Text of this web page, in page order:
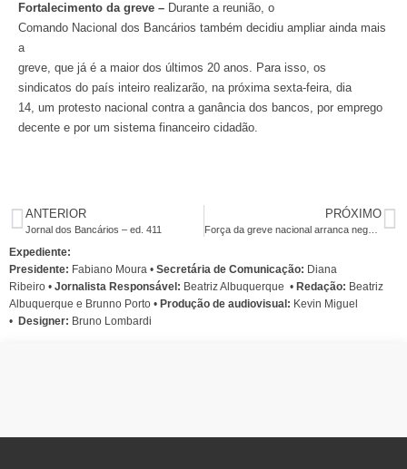
Fortalecimento da greve – Durante a reunião, o
Comando Nacional dos Bancários também decidiu ampliar ainda mais
a
greve, que já é a maior dos últimos 20 anos. Para isso, os
sindicatos do país inteiro realizarão, na próxima sexta-feira, dia
14, um protesto nacional contra a ganância dos bancos, por emprego
decente e por um sistema financeiro cidadão.
ANTERIOR
Jornal dos Bancários – ed. 411
PRÓXIMO
Força da greve nacional arranca negociação com Fenaban nesta quinta
Expediente:
Presidente: Fabiano Moura • Secretária de Comunicação: Diana
Ribeiro • Jornalista Responsável: Beatriz Albuquerque • Redação: Beatriz
Albuquerque e Brunno Porto • Produção de audiovisual: Kevin Miguel
• Designer: Bruno Lombardi